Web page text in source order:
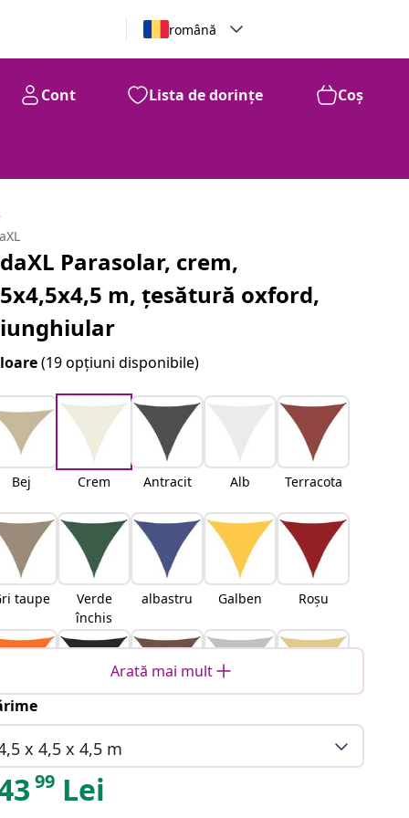
română
Cont Lista de dorințe Coș
Parasolar, crem,
m, țesătură oxford,
(19 opțiuni disponibile)
Bej Crem Antracit Alb Terracota
taupe
Verde
închis
albastru Galben Roșu
Arată mai mult
x 4,5 x 4,5 m
99 Lei